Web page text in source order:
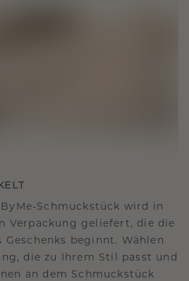
Schmuckstück wird in
Verpackung geliefert, die die
Geschenks beginnt. Wählen
die zu Ihrem Stil passt und
an dem Schmuckstück